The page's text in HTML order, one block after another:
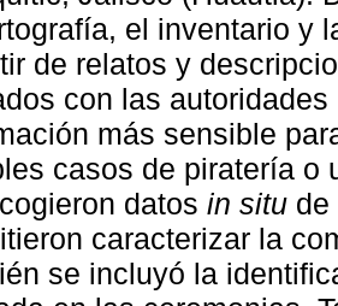
el inventario y
de relatos y
con las
más sensible
casos de piratería o
datos in situ de
caracterizar la
se incluyó la